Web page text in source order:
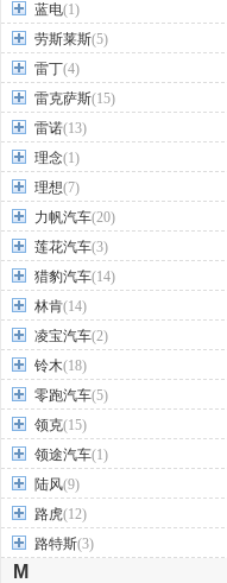
蓝电(1)
劳斯莱斯(5)
雷丁(4)
雷克萨斯(15)
雷诺(13)
理念(1)
理想(7)
力帆汽车(20)
莲花汽车(3)
猎豹汽车(14)
林肯(14)
凌宝汽车(2)
铃木(18)
零跑汽车(5)
领克(15)
领途汽车(1)
陆风(9)
路虎(12)
路特斯(3)
M